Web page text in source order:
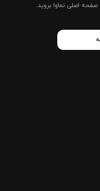
صفحه اصلی نماوا بروید.